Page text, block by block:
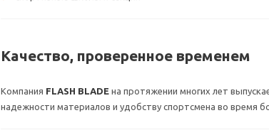
Качество, проверенное временем
Компания FLASH BLADE на протяжении многих лет
надежности материалов и удобству спортсмена во время